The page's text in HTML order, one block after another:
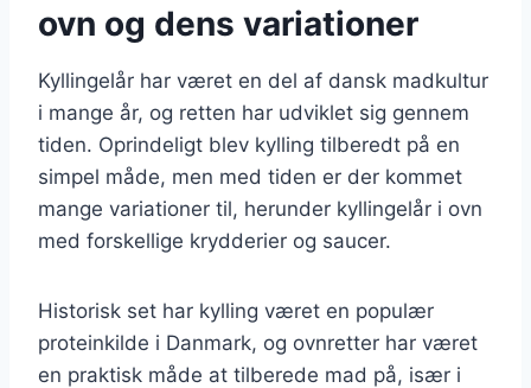
ovn og dens variationer
Kyllingelår har været en del af dansk madkultur
i mange år, og retten har udviklet sig gennem
tiden. Oprindeligt blev kylling tilberedt på en
simpel måde, men med tiden er der kommet
mange variationer til, herunder kyllingelår i ovn
med forskellige krydderier og saucer.
Historisk set har kylling været en populær
proteinkilde i Danmark, og ovnretter har været
en praktisk måde at tilberede mad på, især i